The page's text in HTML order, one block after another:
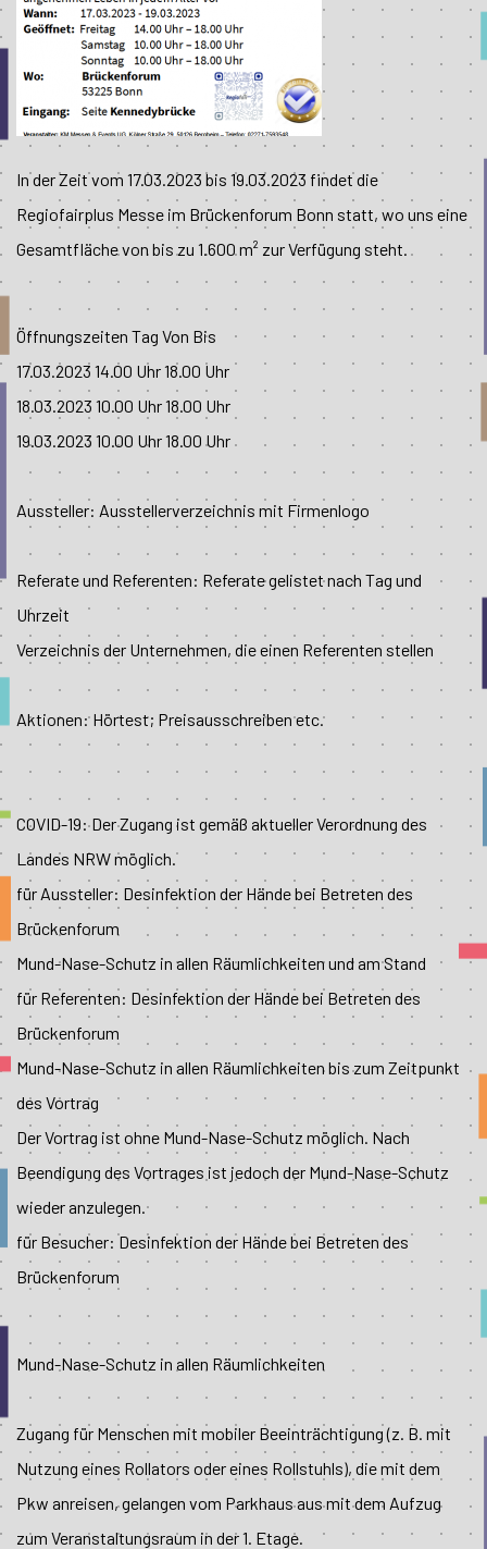
In der Zeit vom 17.03.2023 bis 19.03.2023 findet die
Regiofairplus Messe im Brückenforum Bonn statt, wo uns eine
Gesamtfläche von bis zu 1.600 m² zur Verfügung steht.
Öffnungszeiten Tag Von Bis
17.03.2023 14.00 Uhr 18.00 Uhr
18.03.2023 10.00 Uhr 18.00 Uhr
19.03.2023 10.00 Uhr 18.00 Uhr
Aussteller: Ausstellerverzeichnis mit Firmenlogo
Referate und Referenten: Referate gelistet nach Tag und
Uhrzeit
Verzeichnis der Unternehmen, die einen Referenten stellen
Aktionen: Hörtest; Preisausschreiben etc.
COVID-19: Der Zugang ist gemäß aktueller Verordnung des
Landes NRW möglich.
für Aussteller: Desinfektion der Hände bei Betreten des
Brückenforum
Mund-Nase-Schutz in allen Räumlichkeiten und am Stand
für Referenten: Desinfektion der Hände bei Betreten des
Brückenforum
Mund-Nase-Schutz in allen Räumlichkeiten bis zum Zeitpunkt
des Vortrag
Der Vortrag ist ohne Mund-Nase-Schutz möglich. Nach
Beendigung des Vortrages ist jedoch der Mund-Nase-Schutz
wieder anzulegen.
für Besucher: Desinfektion der Hände bei Betreten des
Brückenforum
Mund-Nase-Schutz in allen Räumlichkeiten
Zugang für Menschen mit mobiler Beeinträchtigung (z. B. mit
Nutzung eines Rollators oder eines Rollstuhls), die mit dem
Pkw anreisen, gelangen vom Parkhaus aus mit dem Aufzug
zum Veranstaltungsraum in der 1. Etage.